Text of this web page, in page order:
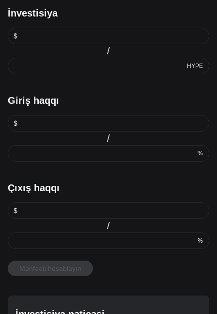
İnvestisiya
$
/
HYPE
Giriş haqqı
$
/
%
Çıxış haqqı
$
/
%
Mənfəəti hesablayın